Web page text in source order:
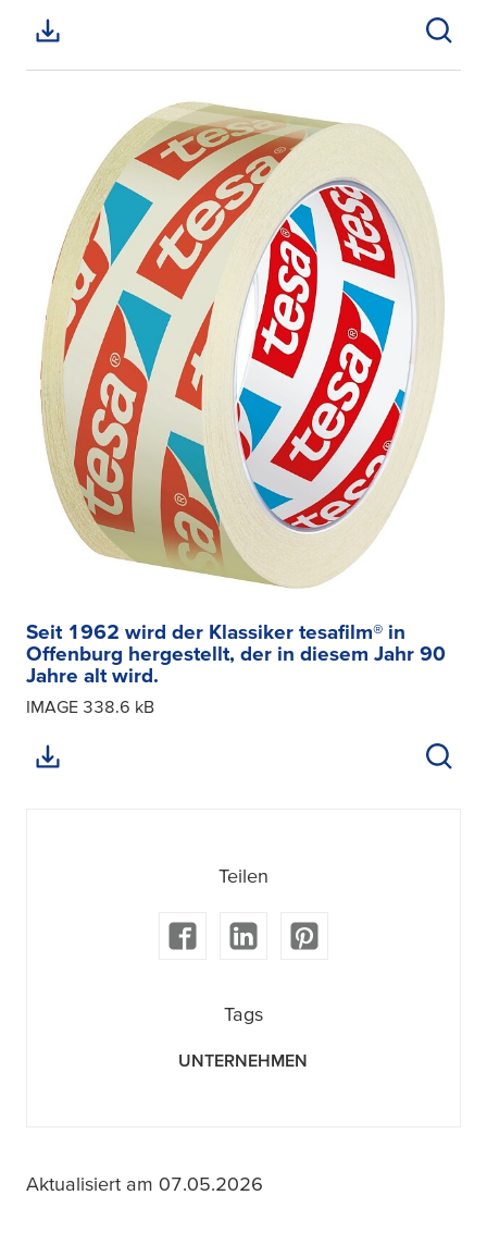
Seit 1962 wird der Klassiker tesafilm® in
Offenburg hergestellt, der in diesem Jahr 90
Jahre alt wird.
IMAGE 338.6 kB
Teilen
Tags
UNTERNEHMEN
Aktualisiert am 07.05.2026